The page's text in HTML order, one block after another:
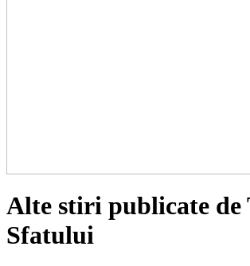
Alte stiri publicate de
Sfatului